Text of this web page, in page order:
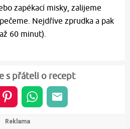
zapékací misky, zalijeme
Nejdříve zprudka a pak
60 minut).
s přáteli o recept